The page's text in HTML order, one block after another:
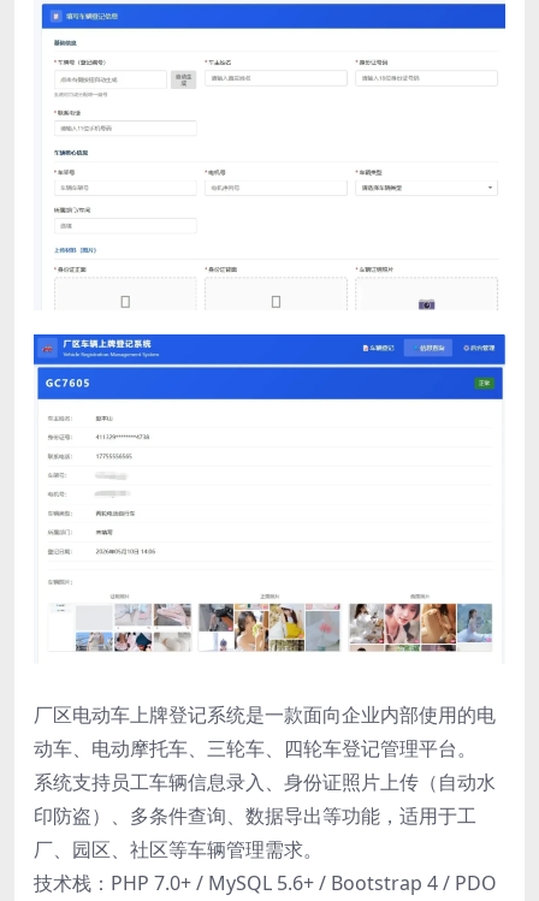
厂区电动车上牌登记系统是一款面向企业内部使用的电
动车、电动摩托车、三轮车、四轮车登记管理平台。
系统支持员工车辆信息录入、身份证照片上传（自动水
印防盗）、多条件查询、数据导出等功能，适用于工
厂、园区、社区等车辆管理需求。
技术栈：PHP 7.0+ / MySQL 5.6+ / Bootstrap 4 / PDO